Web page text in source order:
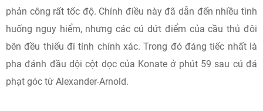
phản công rất tốc độ. Chính điều này đã dẫn đến nhiều tình
huống nguy hiểm, nhưng các cú dứt điểm của cầu thủ đôi
bên đều thiếu đi tính chính xác. Trong đó đáng tiếc nhất là
pha đánh đầu dội cột dọc của Konate ở phút 59 sau cú đá
phạt góc từ Alexander-Arnold.